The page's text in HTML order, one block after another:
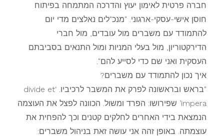
חברה פרטית לאימון יעוץ והדרכה המתמחה בפיתוח
חוסן אישי-עסקי-ארגוני. "מנכ"לים נאלצים מדי יום
להתמודד עם משברים מול עובדים, מול חברי
הדירקטוריון, מול בעלי המניות ומול התנאים בסביבתם
העסקית ואני שם כדי לסייע להם".
איך נכון להתמודד עם משברים?
"בראש ובראשונה לפרק את המשבר לרכיביו. ‘divide et
impera’ שפירושו: הפרד ומשול. הכוונה לפצל את העוצמה
הנמצאת בידי האחרים לחלקים קטנים וכך להפחית את
עוצמתה. באופן זהה אני עושה זאת בניהול משברים: